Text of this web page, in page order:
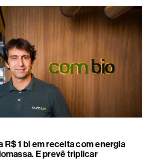
R$ 1 bi em receita com energia
E prevê triplicar